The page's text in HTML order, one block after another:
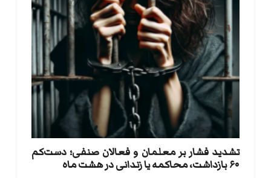
تشدید فشار بر معلمان و فعالان صنفی؛ دست‌کم
۶۰ بازداشت، محاکمه یا زندانی در هشت ماه